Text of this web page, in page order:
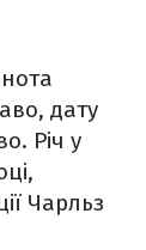
дату
Річ у
Чарльз